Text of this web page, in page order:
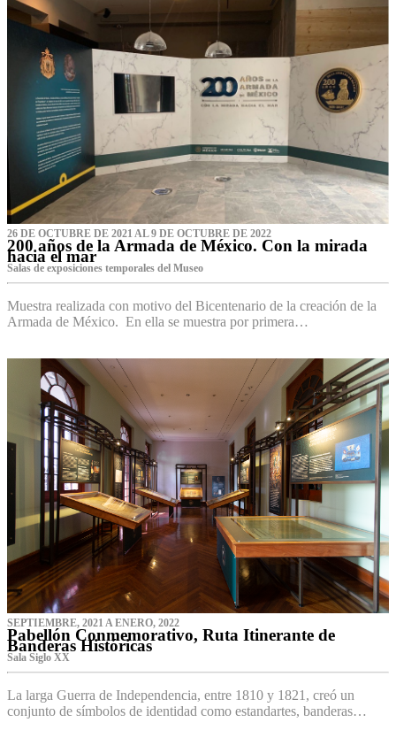
26 DE OCTUBRE DE 2021 AL 9 DE OCTUBRE DE 2022
200 años de la Armada de México. Con la mirada
hacia el mar
Salas de exposiciones temporales del Museo‌
Muestra realizada con motivo del Bicentenario de la creación de la
Armada de México. En ella se muestra por primera…
SEPTIEMBRE, 2021 A ENERO, 2022
Pabellón Conmemorativo, Ruta Itinerante de
Banderas Históricas
Sala Siglo XX
La larga Guerra de Independencia, entre 1810 y 1821, creó un
conjunto de símbolos de identidad como estandartes, banderas…